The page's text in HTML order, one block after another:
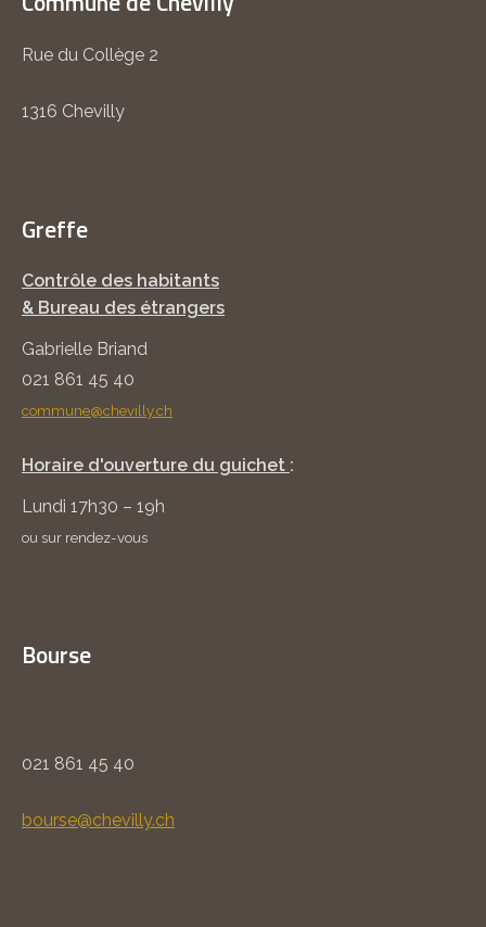
Rue du Collège 2
1316 Chevilly
Greffe
Contrôle des habitants
& Bureau des étrangers
Gabrielle Briand
021 861 45 40
commune@chevilly.ch
Horaire d'ouverture du guichet :
Lundi 17h30 – 19h
ou sur rendez-vous
Bourse
021 861 45 40
bourse@chevilly.ch